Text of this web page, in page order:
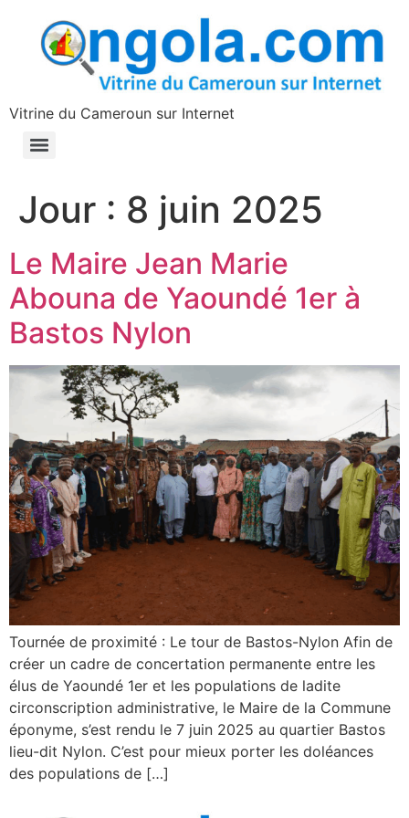
principal
Vitrine du Cameroun sur Internet
Jour : 8 juin 2025
Le Maire Jean Marie
Abouna de Yaoundé 1er à
Bastos Nylon
Tournée de proximité : Le tour de Bastos-Nylon Afin de
créer un cadre de concertation permanente entre les
élus de Yaoundé 1er et les populations de ladite
circonscription administrative, le Maire de la Commune
éponyme, s’est rendu le 7 juin 2025 au quartier Bastos
lieu-dit Nylon. C’est pour mieux porter les doléances
des populations de […]